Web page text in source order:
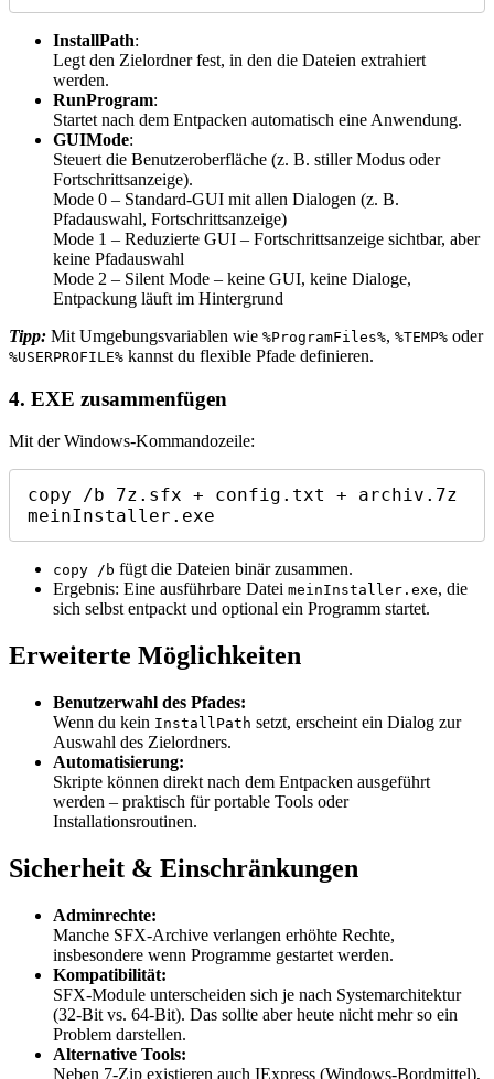
InstallPath:
Legt den Zielordner fest, in den die Dateien extrahiert
werden.
RunProgram:
Startet nach dem Entpacken automatisch eine Anwendung.
GUIMode:
Steuert die Benutzeroberfläche (z. B. stiller Modus oder
Fortschrittsanzeige).
Mode 0 – Standard-GUI mit allen Dialogen (z. B.
Pfadauswahl, Fortschrittsanzeige)
Mode 1 – Reduzierte GUI – Fortschrittsanzeige sichtbar, aber
keine Pfadauswahl
Mode 2 – Silent Mode – keine GUI, keine Dialoge,
Entpackung läuft im Hintergrund
Tipp: Mit Umgebungsvariablen wie %ProgramFiles%, %TEMP% oder
%USERPROFILE% kannst du flexible Pfade definieren.
4. EXE zusammenfügen
Mit der Windows-Kommandozeile:
copy /b 7z.sfx + config.txt + archiv.7z
meinInstaller.exe
copy /b fügt die Dateien binär zusammen.
Ergebnis: Eine ausführbare Datei meinInstaller.exe, die
sich selbst entpackt und optional ein Programm startet.
Erweiterte Möglichkeiten
Benutzerwahl des Pfades:
Wenn du kein InstallPath setzt, erscheint ein Dialog zur
Auswahl des Zielordners.
Automatisierung:
Skripte können direkt nach dem Entpacken ausgeführt
werden – praktisch für portable Tools oder
Installationsroutinen.
Sicherheit & Einschränkungen
Adminrechte:
Manche SFX-Archive verlangen erhöhte Rechte,
insbesondere wenn Programme gestartet werden.
Kompatibilität:
SFX-Module unterscheiden sich je nach Systemarchitektur
(32-Bit vs. 64-Bit). Das sollte aber heute nicht mehr so ein
Problem darstellen.
Alternative Tools:
Neben 7-Zip existieren auch IExpress (Windows-Bordmittel),